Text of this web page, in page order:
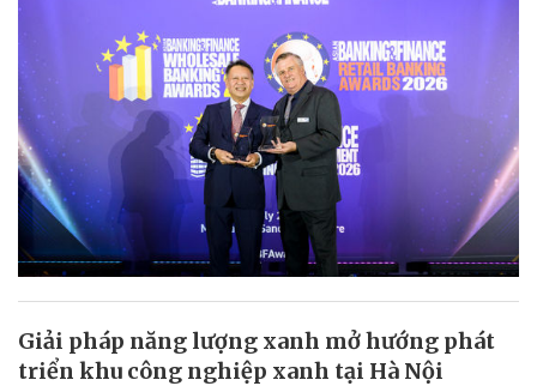
Giải pháp năng lượng xanh mở hướng phát
triển khu công nghiệp xanh tại Hà Nội